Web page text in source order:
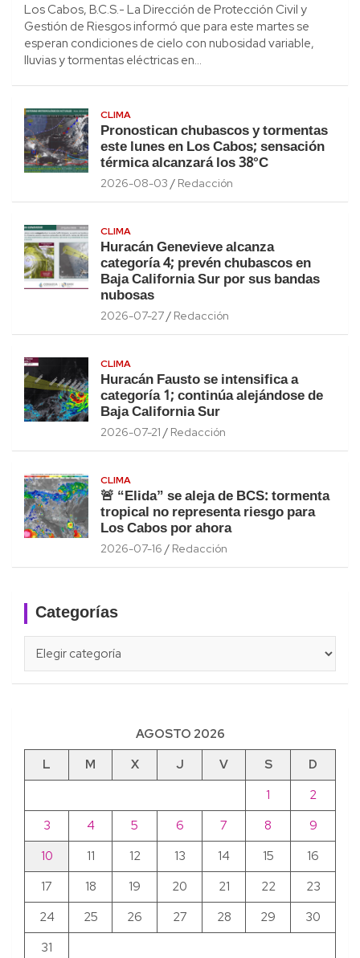
Los Cabos, B.C.S.- La Dirección de Protección Civil y
Gestión de Riesgos informó que para este martes se
esperan condiciones de cielo con nubosidad variable,
lluvias y tormentas eléctricas en…
CLIMA
Pronostican chubascos y tormentas
este lunes en Los Cabos; sensación
térmica alcanzará los 38°C
2026-08-03 Redacción
CLIMA
Huracán Genevieve alcanza
categoría 4; prevén chubascos en
Baja California Sur por sus bandas
nubosas
2026-07-27 Redacción
CLIMA
Huracán Fausto se intensifica a
categoría 1; continúa alejándose de
Baja California Sur
2026-07-21 Redacción
CLIMA
🚨 “Elida” se aleja de BCS: tormenta
tropical no representa riesgo para
Los Cabos por ahora
2026-07-16 Redacción
Categorías
AGOSTO 2026
L
M X J V S
D
1
2
3
4 5 6 7 8
9
10
11 12 13 14 15
16
17
18 19 20 21 22
23
24
25 26 27 28 29
30
31